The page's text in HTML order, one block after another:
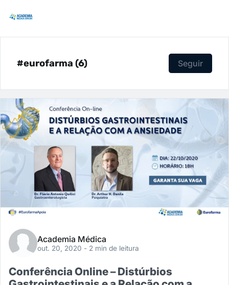
#eurofarma (6) Seguir
Academia Médica
out. 20, 2020 - 2 min de leitura
Conferência Online – Distúrbios